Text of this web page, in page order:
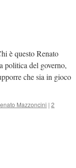
è questo Renato
politica del governo,
che sia in gioco
Mazzoncini | 2